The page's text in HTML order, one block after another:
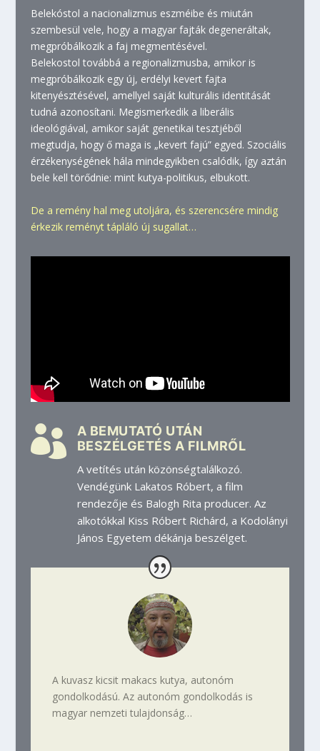
Belekóstol a nacionalizmus eszméibe és miután
szembesül vele, hogy a magyar fajták degeneráltak,
megpróbálkozik a faj megmentésével.
Belekostol továbbá a regionalizmusba, amikor is
megpróbálkozik egy új, erdélyi kevert fajta
kitenyésztésével, amellyel saját kulturális identitását
tudná azonosítani. Megismerkedik a liberális
ideológiával, amikor saját genetikai tesztjéből
megtudja, hogy ő maga is „kevert fajú” egyed. Szociális
érzékenységének hála mindegyikben csalódik, így aztán
bele kell törődnie: mint kutya-politikus, elbukott.
De a remény hal meg utoljára, és szerencsére mindig
érkezik reményt tápláló új sugallat…

A BEMUTATÓ UTÁN
BESZÉLGETÉS A FILMRŐL
A vetítés után közönségtalálkozó.
Vendégünk Lakatos Róbert, a film
rendezője és Balogh Rita producer. Az
alkotókkal Kiss Róbert Richárd, a Kodolányi
János Egyetem dékánja beszélget.
A kuvasz kicsit makacs kutya, autonóm
gondolkodású. Az autonóm gondolkodás is
magyar nemzeti tulajdonság…